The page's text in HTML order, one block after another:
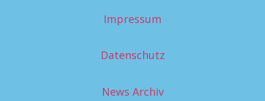
Impressum
Datenschutz
News Archiv